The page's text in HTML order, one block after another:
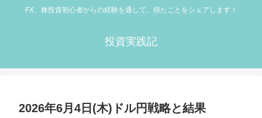
FX、株投資初心者からの経験を通して、得たことをシェアします！
投資実践記
2026年6月4日(木)ドル円戦略と結果